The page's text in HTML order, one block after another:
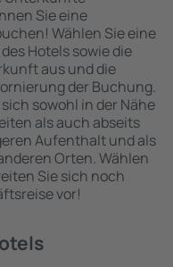
Sie eine
Wählen Sie eine
Hotels sowie die
aus und die
der Buchung.
sowohl in der Nähe
als auch abseits
Aufenthalt und als
Orten. Wählen
Sie sich noch
vor!